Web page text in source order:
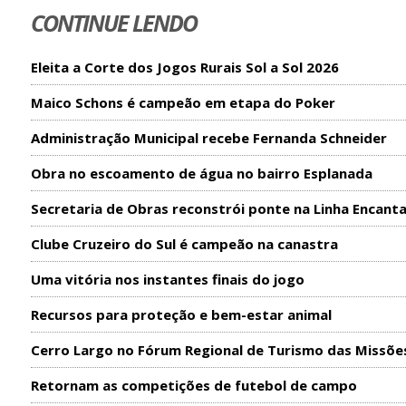
CONTINUE LENDO
Eleita a Corte dos Jogos Rurais Sol a Sol 2026
Maico Schons é campeão em etapa do Poker
Administração Municipal recebe Fernanda Schneider
Obra no escoamento de água no bairro Esplanada
Secretaria de Obras reconstrói ponte na Linha
Clube Cruzeiro do Sul é campeão na canastra
Uma vitória nos instantes finais do jogo
Recursos para proteção e bem-estar animal
Cerro Largo no Fórum Regional de Turismo das
Retornam as competições de futebol de campo